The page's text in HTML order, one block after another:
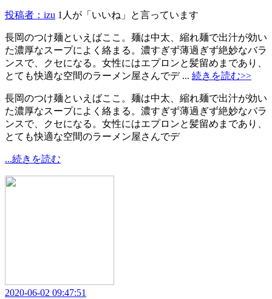
投稿者：izu 1人が「いいね」と言っています
長岡のつけ麺といえばここ。麺は中太、縮れ麺で出汁が効い
た濃厚なスープによく絡まる。濃すぎず薄過ぎず絶妙なバラ
ンスで、クセになる。女性にはエプロンと髪留めまであり、
とても快適な空間のラーメン屋さんでデ ... 続きを読む>>
長岡のつけ麺といえばここ。麺は中太、縮れ麺で出汁が効い
た濃厚なスープによく絡まる。濃すぎず薄過ぎず絶妙なバラ
ンスで、クセになる。女性にはエプロンと髪留めまであり、
とても快適な空間のラーメン屋さんでデ
...続きを読む
2020-06-02 09:47:51